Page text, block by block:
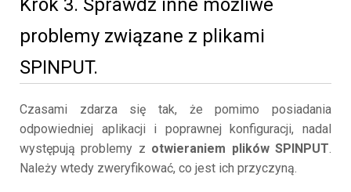
Krok 3. Sprawdź inne możliwe
problemy związane z plikami
SPINPUT.
Czasami zdarza się tak, że pomimo posiadania
odpowiedniej aplikacji i poprawnej konfiguracji, nadal
występują problemy z otwieraniem plików SPINPUT.
Należy wtedy zweryfikować, co jest ich przyczyną.